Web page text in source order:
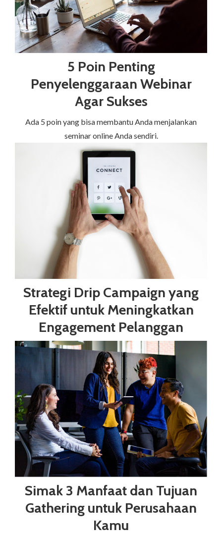
5 Poin Penting
Penyelenggaraan Webinar
Agar Sukses
Ada 5 poin yang bisa membantu Anda menjalankan
seminar online Anda sendiri.
Strategi Drip Campaign yang
Efektif untuk Meningkatkan
Engagement Pelanggan
Simak 3 Manfaat dan Tujuan
Gathering untuk Perusahaan
Kamu